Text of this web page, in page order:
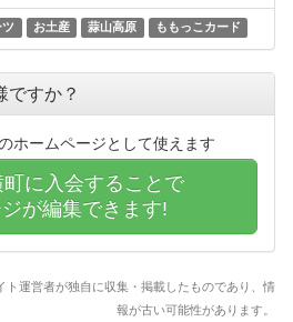
お土産 蒜山高原 ももっこカード
ですか？
ホームページとして使えます
に入会することで
が編集できます!
ト運営者が独自に収集・掲載したものであり、情
報が古い可能性があります。